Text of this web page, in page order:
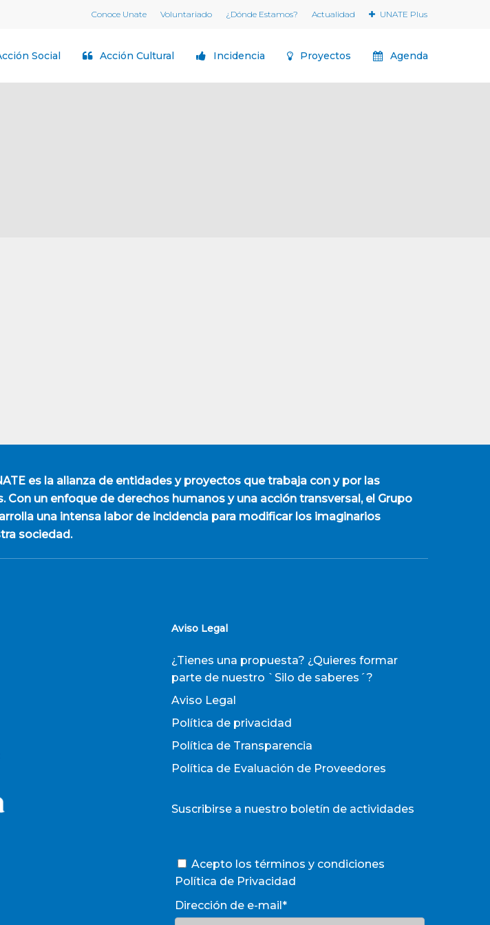
Conoce Unate Voluntariado ¿Dónde Estamos? Actualidad UNATE Plus
Social Acción Cultural Incidencia Proyectos Agenda
es la alianza de entidades y proyectos que trabaja con y por las
Con un enfoque de derechos humanos y una acción transversal, el Grupo
una intensa labor de incidencia para modificar los imaginarios
sociedad.
Aviso Legal
¿Tienes una propuesta? ¿Quieres formar
parte de nuestro `Silo de saberes´?
Aviso Legal
Política de privacidad
Política de Transparencia
Política de Evaluación de Proveedores
Suscribirse a nuestro boletín de actividades
Acepto los términos y condiciones
Política de Privacidad
Dirección de e-mail*